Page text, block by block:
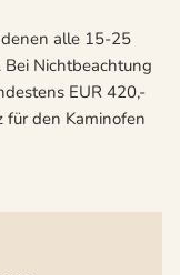
alle 15-25
Bei Nichtbeachtung
EUR 420,-
für den Kaminofen